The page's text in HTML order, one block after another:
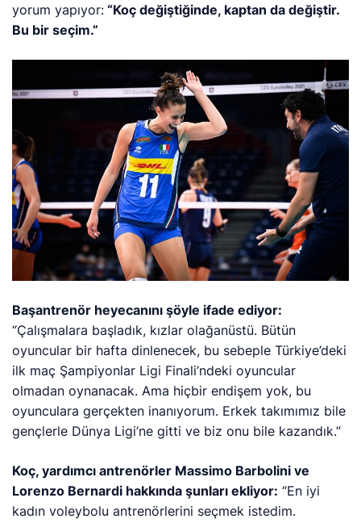
yorum yapıyor: “Koç değiştiğinde, kaptan da değiştir.
Bu bir seçim.”
Başantrenör heyecanını şöyle ifade ediyor:
“Çalışmalara başladık, kızlar olağanüstü. Bütün
oyuncular bir hafta dinlenecek, bu sebeple Türkiye’deki
ilk maç Şampiyonlar Ligi Finali’ndeki oyuncular
olmadan oynanacak. Ama hiçbir endişem yok, bu
oyunculara gerçekten inanıyorum. Erkek takımımız bile
gençlerle Dünya Ligi’ne gitti ve biz onu bile kazandık.”
Koç, yardımcı antrenörler Massimo Barbolini ve
Lorenzo Bernardi hakkında şunları ekliyor: “En iyi
kadın voleybolu antrenörlerini seçmek istedim.